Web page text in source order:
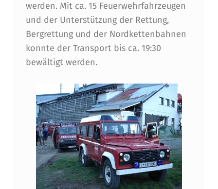
werden. Mit ca. 15 Feuerwehrfahrzeugen
und der Unterstützung der Rettung,
Bergrettung und der Nordkettenbahnen
konnte der Transport bis ca. 19:30
bewältigt werden.